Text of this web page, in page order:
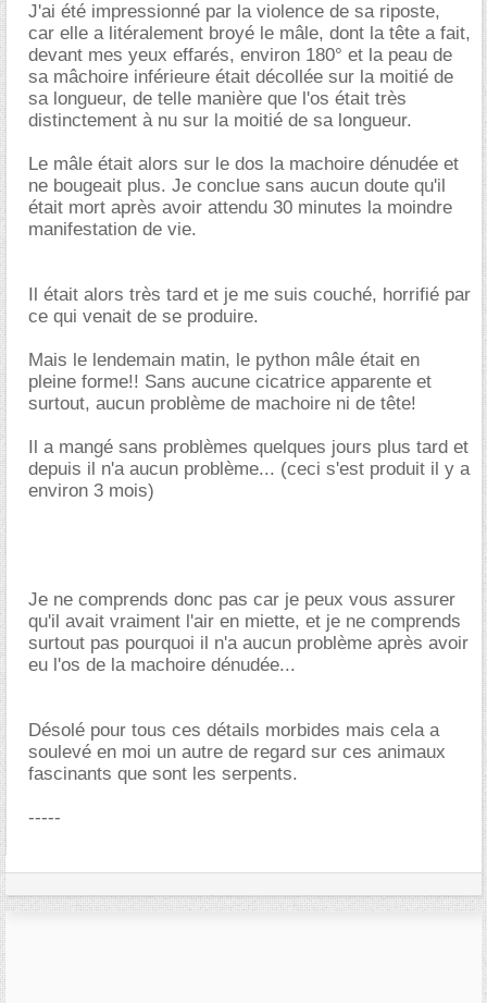
J'ai été impressionné par la violence de sa riposte,
car elle a litéralement broyé le mâle, dont la tête a fait,
devant mes yeux effarés, environ 180° et la peau de
sa mâchoire inférieure était décollée sur la moitié de
sa longueur, de telle manière que l'os était très
distinctement à nu sur la moitié de sa longueur.
Le mâle était alors sur le dos la machoire dénudée et
ne bougeait plus. Je conclue sans aucun doute qu'il
était mort après avoir attendu 30 minutes la moindre
manifestation de vie.
Il était alors très tard et je me suis couché, horrifié par
ce qui venait de se produire.
Mais le lendemain matin, le python mâle était en
pleine forme!! Sans aucune cicatrice apparente et
surtout, aucun problème de machoire ni de tête!
Il a mangé sans problèmes quelques jours plus tard et
depuis il n'a aucun problème... (ceci s'est produit il y a
environ 3 mois)
Je ne comprends donc pas car je peux vous assurer
qu'il avait vraiment l'air en miette, et je ne comprends
surtout pas pourquoi il n'a aucun problème après avoir
eu l'os de la machoire dénudée...
Désolé pour tous ces détails morbides mais cela a
soulevé en moi un autre de regard sur ces animaux
fascinants que sont les serpents.
-----